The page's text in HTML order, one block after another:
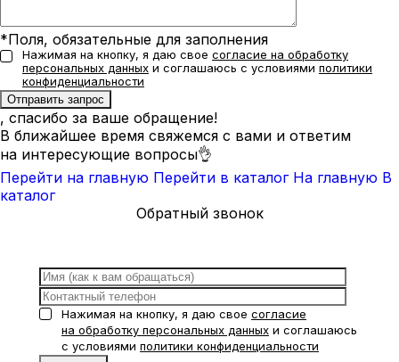
*Поля, обязательные для заполнения
Нажимая на кнопку, я даю свое согласие на обработку
персональных данных и соглашаюсь с условиями политики
конфиденциальности
, спасибо за ваше обращение!
В ближайшее время свяжемся с вами и ответим
на интересующие вопросы👌
Перейти на главную Перейти в каталог На главную В
каталог
Обратный звонок
Нажимая на кнопку, я даю свое согласие
на обработку персональных данных и соглашаюсь
с условиями политики конфиденциальности